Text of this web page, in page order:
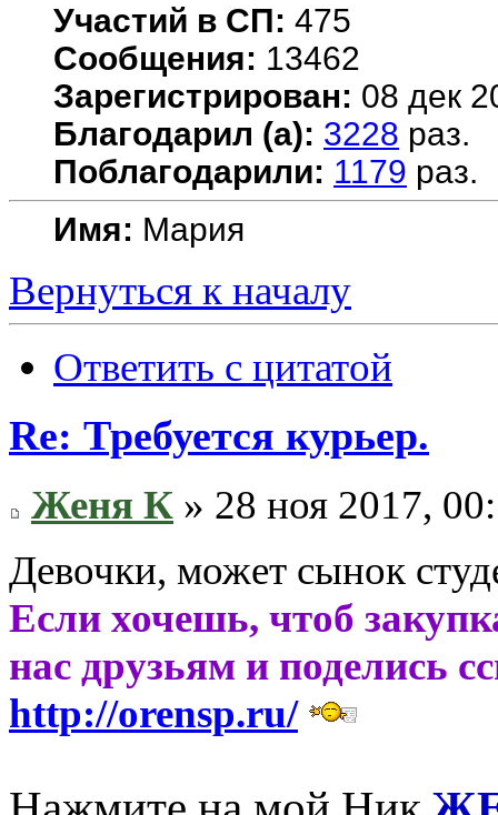
Участий в СП: 475
Сообщения: 13462
Зарегистрирован: 08 дек
Благодарил (а): 3228 раз.
Поблагодарили: 1179 раз.
Имя: Мария
Вернуться к началу
Ответить с цитатой
Re: Требуется курьер.
Женя К » 28 ноя 2017,
Девочки, может сынок
Если хочешь, чтоб
нас друзьям и поделись
http://orensp.ru/